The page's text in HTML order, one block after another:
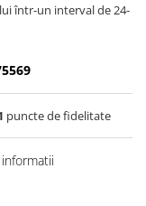
într-un interval de 24-
puncte de fidelitate